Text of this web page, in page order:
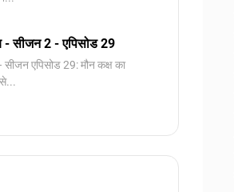
- सीजन 2 - एपिसोड 29
सीजन एपिसोड 29: मौन कक्ष का